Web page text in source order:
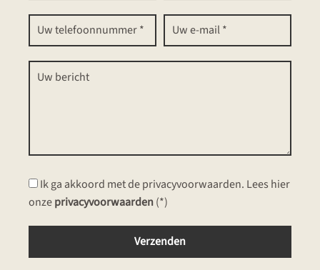
Ik ga akkoord met de privacyvoorwaarden. Lees hier
onzeprivacyvoorwaarden(*)